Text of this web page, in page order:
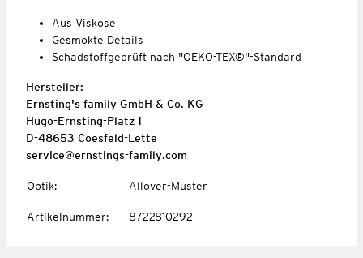
Aus Viskose
Gesmokte Details
Schadstoffgeprüft nach "OEKO-TEX®"-Standard
Hersteller:
Ernsting's family GmbH & Co. KG
Hugo-Ernsting-Platz 1
D-48653 Coesfeld-Lette
service@ernstings-family.com
Optik: Allover-Muster
Artikelnummer: 8722810292